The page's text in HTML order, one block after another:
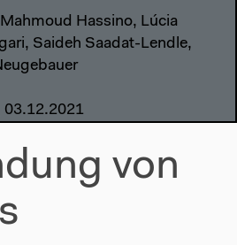
Hassino, Lúcia
Saideh Saadat-Lendle,
03.12.2021
von